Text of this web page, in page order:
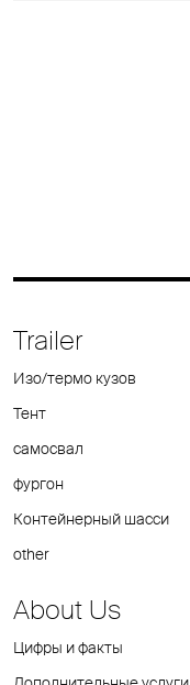
Trailer
Изо/термо кузов
Тент
самосвал
фургон
Контейнерный шасси
other
About Us
Цифры и факты